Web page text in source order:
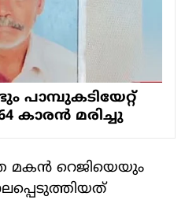
പാമ്പുകടിയേറ്റ്
കാരന്‍ മരിച്ചു
മകന്‍ റെജിയെയും